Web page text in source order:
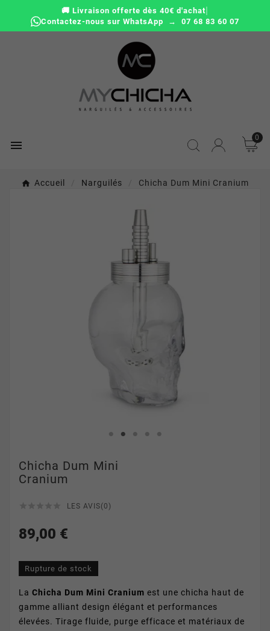
🚚 Livraison offerte dès 40€ d'achat|
Contactez-nous sur WhatsApp → 07 68 83 60 07

0
Accueil Narguilés Chicha Dum Mini Cranium
Chicha Dum Mini
Cranium
LES AVIS(0)
89,00 €
Rupture de stock
La Chicha Dum Mini Cranium est une chicha haut de
gamme alliant design élégant et performances
élevées. Tirage fluide, purge efficace et matériaux de